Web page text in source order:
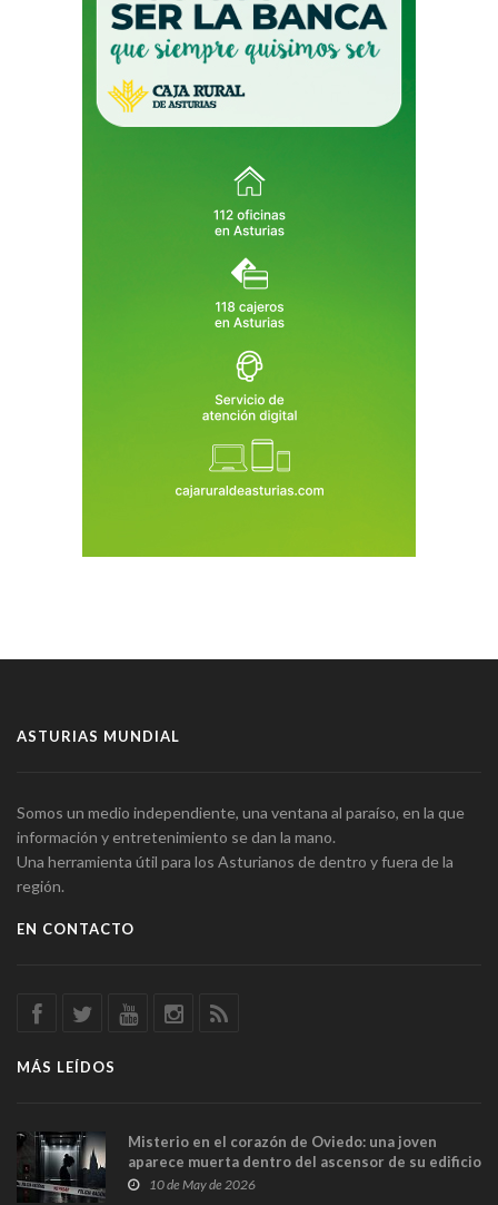
ASTURIAS MUNDIAL
Somos un medio independiente, una ventana al paraíso, en la que
información y entretenimiento se dan la mano.
Una herramienta útil para los Asturianos de dentro y fuera de la
región.
EN CONTACTO
MÁS LEÍDOS
Misterio en el corazón de Oviedo: una joven
aparece muerta dentro del ascensor de su edificio
y las cámaras captan sus últimos minutos
10 de May de 2026